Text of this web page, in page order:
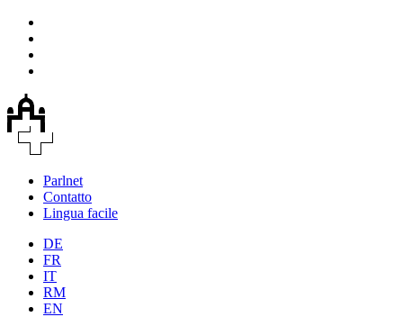
Parlnet
Contatto
Lingua facile
DE
FR
IT
RM
EN